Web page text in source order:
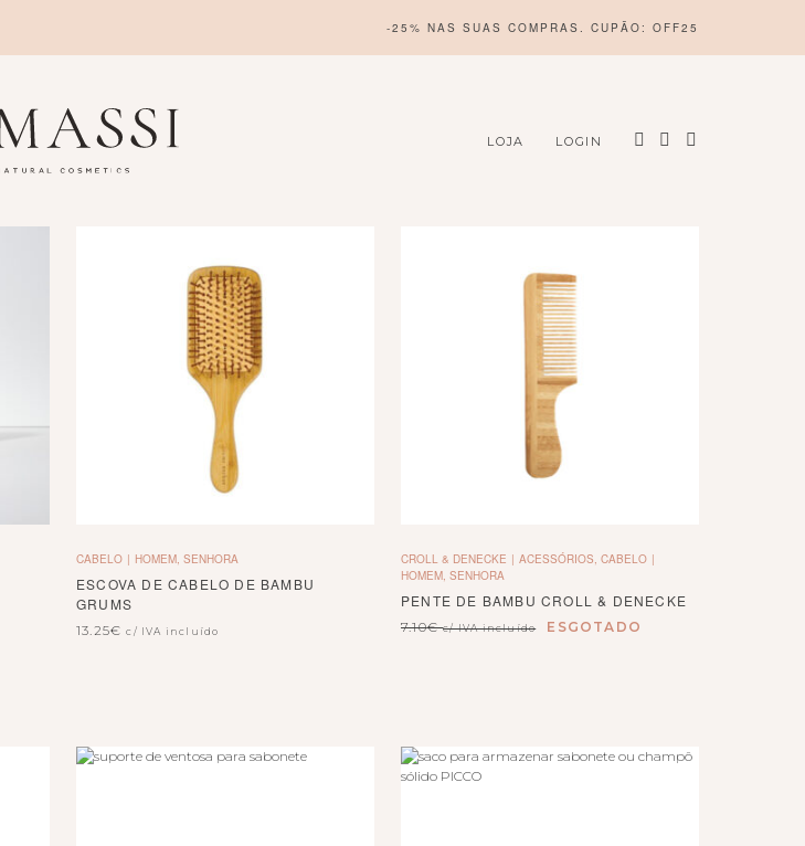
-25% NAS SUAS COMPRAS. CUPÃO: OFF25
LOJA LOGIN
CABELO HOMEM, SENHORA
ESCOVA DE CABELO DE BAMBU
GRUMS
13.25€ c/ IVA incluído
CROLL & DENECKE
ACESSÓRIOS, CABELO
HOMEM, SENHORA
PENTE DE BAMBU CROLL & DENECKE
7.10€ c/ IVA incluído ESGOTADO